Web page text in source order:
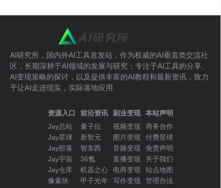
AI研究所，国内外AI工具首发站，作为权威的AI垂直类交流社
区，长期深耕于AI领域的发展与研究；专注于AI工具的分享、
AI变现策略的探讨，以及提供丰富的AI教程和最新资讯，致力
于让AI走进现实，实际落地应用
资源入口
Jay总站
Jay星球
Jay部落
Jay宇宙
Jay仓库
像素块
前沿资讯
量子位
新智元
智东西
36氪
机器之心
甲子光年
副业变现
视频变现
图片变现
音频变现
直播变现
电商变现
写作变现
本站声明
商务合作
付费星球
免责声明
关于我们
站点地图
管理办法